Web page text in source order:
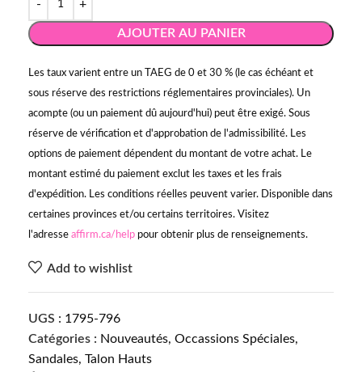
AJOUTER AU PANIER
Les taux varient entre un TAEG de 0 et 30 % (le cas échéant et
sous réserve des restrictions réglementaires provinciales). Un
acompte (ou un paiement dû aujourd'hui) peut être exigé. Sous
réserve de vérification et d'approbation de l'admissibilité. Les
options de paiement dépendent du montant de votre achat. Le
montant estimé du paiement exclut les taxes et les frais
d'expédition. Les conditions réelles peuvent varier. Disponible dans
certaines provinces et/ou certains territoires. Visitez
l'adresse affirm.ca/help pour obtenir plus de renseignements.
Add to wishlist
UGS : 1795-796
Catégories : Nouveautés, Occassions Spéciales,
Sandales, Talon Hauts